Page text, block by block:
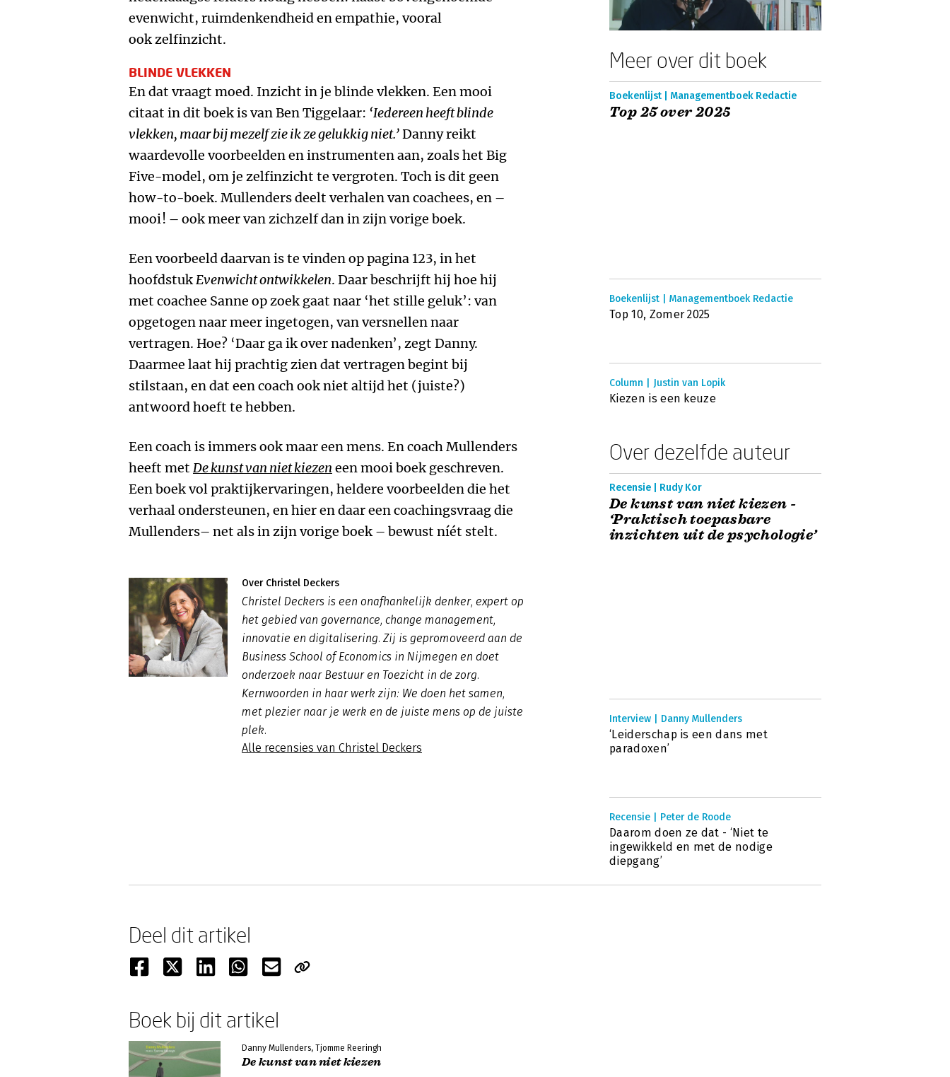
evenwicht, ruimdenkendheid en empathie, vooral
ook zelfinzicht.
BLINDE VLEKKEN
En dat vraagt moed. Inzicht in je blinde vlekken. Een mooi
citaat in dit boek is van Ben Tiggelaar: ‘Iedereen heeft blinde
vlekken, maar bij mezelf zie ik ze gelukkig niet.’Danny reikt
waardevolle voorbeelden en instrumenten aan, zoals het Big
Five-model, om je zelfinzicht te vergroten. Toch is dit geen
how-to-boek. Mullenders deelt verhalen van coachees, en –
mooi! – ook meer van zichzelf dan in zijn vorige boek.
Een voorbeeld daarvan is te vinden op pagina 123, in het
hoofdstukEvenwicht ontwikkelen. Daar beschrijft hij hoe hij
met coachee Sanne op zoek gaat naar ‘het stille geluk’: van
opgetogen naar meer ingetogen, van versnellen naar
vertragen. Hoe? ‘Daar ga ik over nadenken’, zegt Danny.
Daarmee laat hij prachtig zien dat vertragen begint bij
stilstaan, en dat een coach ook niet altijd het (juiste?)
antwoord hoeft te hebben.
Een coach is immers ook maar een mens. En coach Mullenders
heeft met De kunst van niet kiezen een mooi boek geschreven.
Een boek vol praktijkervaringen, heldere voorbeelden die het
verhaal ondersteunen, en hier en daar een coachingsvraag die
Mullenders– net als in zijn vorige boek – bewust níét stelt.
Over Christel Deckers
Christel Deckers is een onafhankelijk denker, expert op
het gebied van governance, change management,
innovatie en digitalisering. Zij is gepromoveerd aan de
Business School of Economics in Nijmegen en doet
onderzoek naar Bestuur en Toezicht in de zorg.
Kernwoorden in haar werk zijn: We doen het samen,
met plezier naar je werk en de juiste mens op de juiste
plek.
Alle recensies van Christel Deckers
Meer over dit boek
Boekenlijst | Managementboek Redactie
Top 25 over 2025
Boekenlijst | Managementboek Redactie
Top 10, Zomer 2025
Column | Justin van Lopik
Kiezen is een keuze
Over dezelfde auteur
Recensie | Rudy Kor
De kunst van niet kiezen -
‘Praktisch toepasbare
inzichten uit de psychologie’
Interview | Danny Mullenders
‘Leiderschap is een dans met
paradoxen’
Recensie | Peter de Roode
Daarom doen ze dat - ‘Niet te
ingewikkeld en met de nodige
diepgang’
Deel dit artikel
Boek bij dit artikel
Danny Mullenders, Tjomme Reeringh
De kunst van niet kiezen